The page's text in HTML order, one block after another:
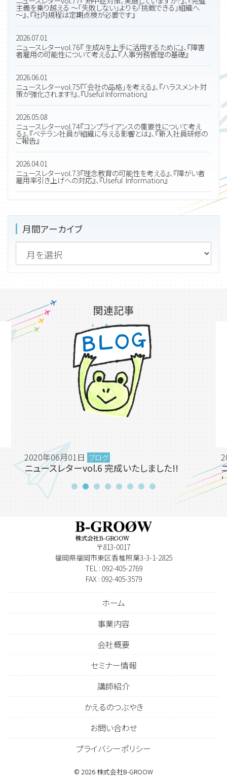
主義を乗り越える ～「失敗しない」よりも「挑戦できる」組織へ
～』、『社内規程は定期点検が必要です』
2026.07.01
ニュースレターvol.76『 生成AIを上手に活用するために』、『障害
者雇用の可能性について考える』、『人事労務管理の基礎』
2026.06.01
ニュースレターvol.75『「会社の品格」を考える』、『ハラスメント対
策が強化されます!!』、『Useful Information』
2026.05.08
ニュースレターvol.74『コンプライアンスの重要性について考え
る』、『ベテラン社員が組織に与える影響とは』、『新入社員研修の
ご報告』
2026.04.01
ニュースレターvol.73『理念教育の可能性を考える』、『障がい者
雇用率引き上げへの対応』、『Useful Information』
月間アーカイブ
関連記事
2020年06月01日 ブログ
ニュースレターvol.6 完成いたしました!!
〒813-0017
福岡県福岡市東区香椎照葉3-3-1-2825
TEL : 092-405-2769
FAX : 092-405-3579
ホーム
事業内容
会社概要
セミナー情報
講師紹介
かえるのつぶやき
お問い合わせ
プライバシーポリシー
© 2026 株式会社B-GROOW